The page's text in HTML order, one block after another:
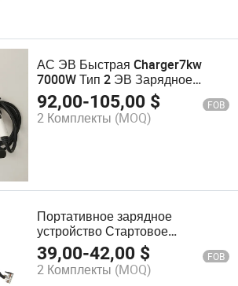
АС ЭВ Быстрая Charger7kw
7000W Тип 2 ЭВ Зарядное
Устройство Стеновое с M1
Контролем Карты
92,00-105,00 $ FOB
2 Комплекты (MOQ)
Портативное зарядное
устройство Стартовое
устройство Экстренный
инструмент
Многофункциональная батарея
39,00-42,00 $ FOB
2 Комплекты (MOQ)